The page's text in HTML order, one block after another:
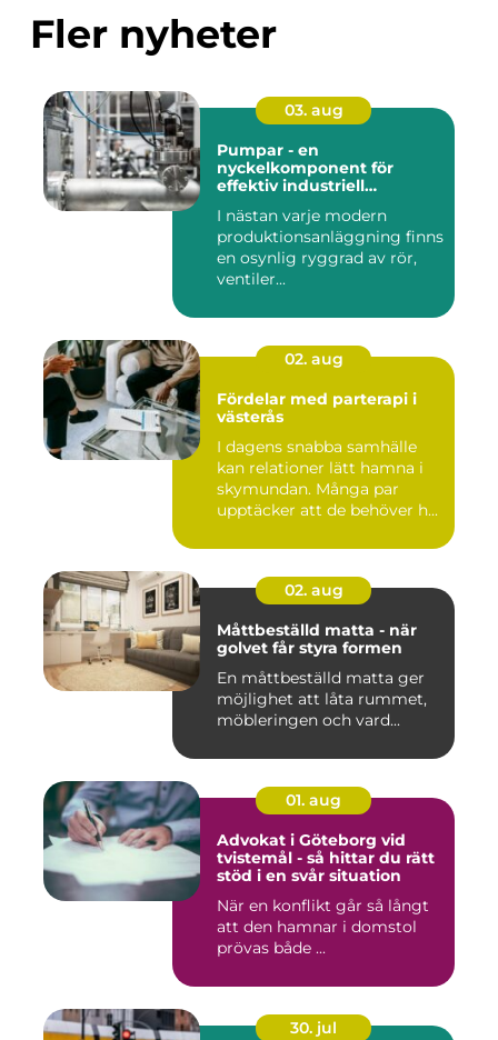
Fler nyheter
03. aug
Pumpar - en
nyckelkomponent för
effektiv industriell
I nästan varje modern
produktionsanläggning finns
en osynlig ryggrad av rör,
ventiler...
02. aug
Fördelar med parterapi i
västerås
I dagens snabba samhälle
kan relationer lätt hamna i
skymundan. Många par
upptäcker att de behöver h...
02. aug
Måttbeställd matta - när
golvet får styra formen
En måttbeställd matta ger
möjlighet att låta rummet,
möbleringen och vard...
01. aug
Advokat i Göteborg vid
tvistemål - så hittar du rätt
stöd i en svår situation
När en konflikt går så långt
att den hamnar i domstol
prövas både ...
30. jul